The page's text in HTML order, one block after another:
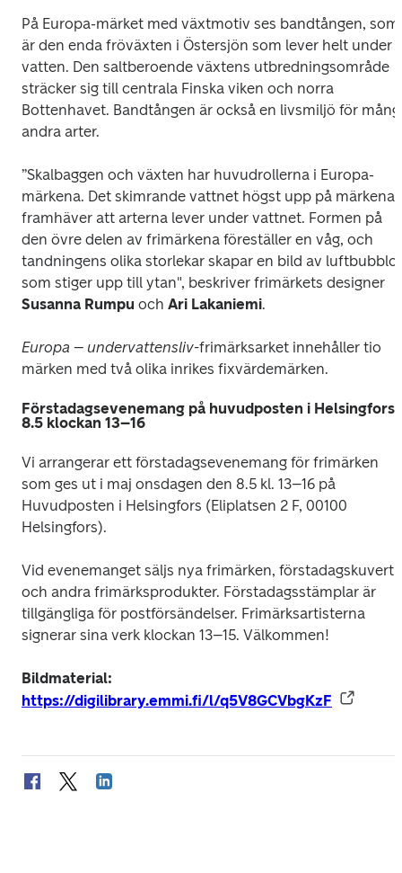
På Europa-märket med växtmotiv ses bandtången, som
är den enda fröväxten i Östersjön som lever helt under
vatten. Den saltberoende växtens utbredningsområde
sträcker sig till centrala Finska viken och norra
Bottenhavet. Bandtången är också en livsmiljö för
andra arter.
”Skalbaggen och växten har huvudrollerna i Europa-
märkena. Det skimrande vattnet högst upp på märkena
framhäver att arterna lever under vattnet. Formen på
den övre delen av frimärkena föreställer en våg, och
tandningens olika storlekar skapar en bild av luftbubblor
Susanna Rumpu och Ari Lakaniemi.
Europa – undervattensliv-frimärksarket innehåller tio
märken med två olika inrikes fixvärdemärken.
Förstadagsevenemang på huvudposten i Helsingfors
8.5 klockan 13–16
Vi arrangerar ett förstadagsevenemang för frimärken
som ges ut i maj onsdagen den 8.5 kl. 13–16 på
Huvudposten i Helsingfors (Eliplatsen 2 F, 00100
Helsingfors).
Vid evenemanget säljs nya frimärken, förstadagskuvert
och andra frimärksprodukter. Förstadagsstämplar är
tillgängliga för postförsändelser. Frimärksartisterna
signerar sina verk klockan 13–15. Välkommen!
https://digilibrary.emmi.fi/l/q5V8GCVbgKzF